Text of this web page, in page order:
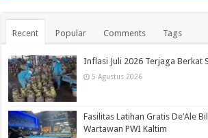
Recent Popular Comments Tags
Inflasi Juli 2026 Terjaga Berkat
5 Agustus 2026
Fasilitas Latihan Gratis De’Ale
Wartawan PWI Kaltim